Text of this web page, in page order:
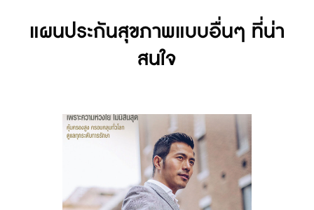
แผนประกันสุขภาพแบบอื่นๆ ที่น่า
สนใจ